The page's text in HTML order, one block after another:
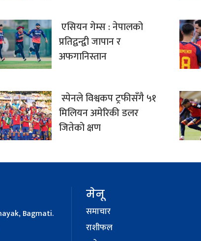
एसियन गेम्स : नेपालको
प्रतिद्वन्द्वी जापान र
अफगानिस्तान
स्पेनले विश्वकप ट्रफीसँगै ५१
मिलियन अमेरिकी डलर
जितेको क्षण
Bagmati.
मेनू
समाचार
राशीफल